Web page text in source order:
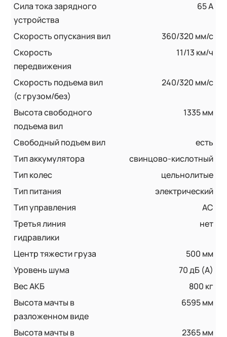
Сила тока зарядного
устройства
65 А
Скорость опускания вил
360/320 мм/с
Скорость
передвижения
11/13 км/ч
Скорость подъема вил
(с грузом/без)
240/320 мм/с
Высота свободного
подъема вил
1335 мм
Свободный подъем вил
есть
Тип аккумулятора
свинцово-кислотный
Тип колес
цельнолитые
Тип питания
электрический
Тип управления
AC
Третья линия
гидравлики
нет
Центр тяжести груза
500 мм
Уровень шума
70 дБ (А)
Вес АКБ
800 кг
Высота мачты в
разложенном виде
6595 мм
Высота мачты в 2365 мм